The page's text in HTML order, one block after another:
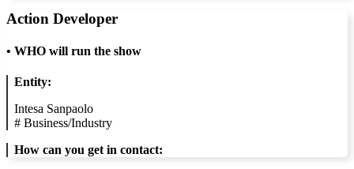
Action Developer
• WHO will run the show
Entity:
Intesa Sanpaolo
# Business/Industry
How can you get in contact: